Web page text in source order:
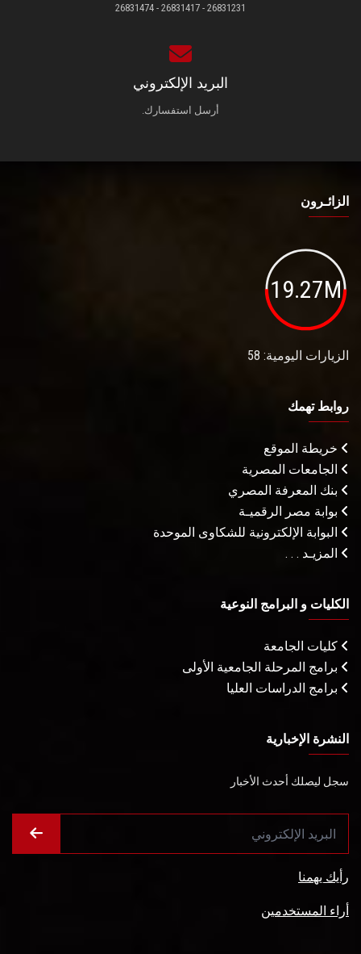
26831231 - 26831417 - 26831474
البريد الإلكتروني
أرسل استفسارك.
الزائـرون
19.27M
الزيارات اليومية: 58
روابط تهمك
خريطة الموقع
الجامعات المصرية
بنك المعرفة المصري
بوابة مصر الرقميـة
البوابة الإلكترونية للشكاوى الموحدة
المزيـد . . .
الكليات و البرامج النوعية
كليات الجامعة
برامج المرحلة الجامعية الأولى
برامج الدراسات العليا
النشرة الإخبارية
سجل ليصلك أحدث الأخبار
رأيك يهمنا
أراء المستخدمين